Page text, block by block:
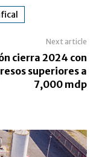
Next article
cierra 2024 con
superiores a
7,000 mdp